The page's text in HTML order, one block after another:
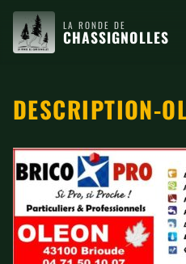
LA RONDE DE
CHASSIGNOLLES
DESCRIPTION-